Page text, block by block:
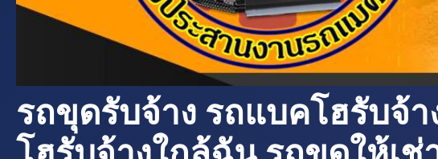
รถขุดรับจ้าง รถแบคโฮรับจ้